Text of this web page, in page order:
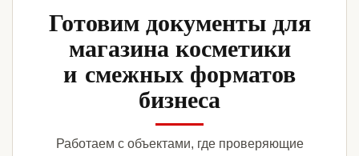
Готовим документы для
магазина косметики
и смежных форматов
бизнеса
Работаем с объектами, где проверяющие